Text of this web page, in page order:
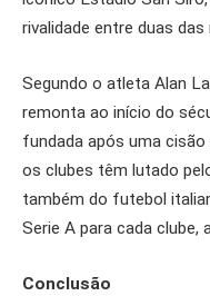
rivalidade entre duas
Segundo o atleta Alan
remonta ao início do
fundada após uma
os clubes têm lutado
também do futebol
Serie A para cada clube,
Conclusão